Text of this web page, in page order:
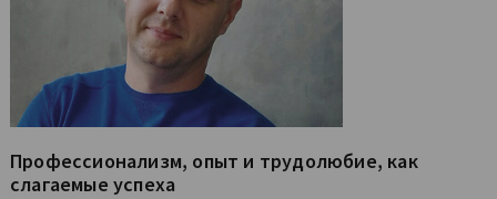
Профессионализм, опыт и трудолюбие, как
слагаемые успеха